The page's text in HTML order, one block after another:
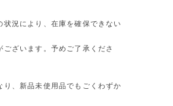
況により、在庫を確保できない
ざいます。予めご了承くださ
、新品未使用品でもごくわずか